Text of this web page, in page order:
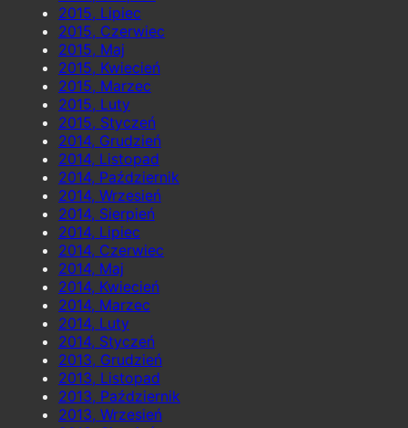
2015, Lipiec
2015, Czerwiec
2015, Maj
2015, Kwiecień
2015, Marzec
2015, Luty
2015, Styczeń
2014, Grudzień
2014, Listopad
2014, Październik
2014, Wrzesień
2014, Sierpień
2014, Lipiec
2014, Czerwiec
2014, Maj
2014, Kwiecień
2014, Marzec
2014, Luty
2014, Styczeń
2013, Grudzień
2013, Listopad
2013, Październik
2013, Wrzesień